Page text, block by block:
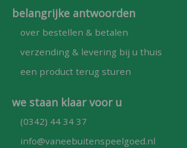
belangrijke antwoorden
over bestellen & betalen
verzending & levering bij u thuis
een product terug sturen
we staan klaar voor u
(0342) 44 34 37
info@vaneebuitenspeelgoed.nl